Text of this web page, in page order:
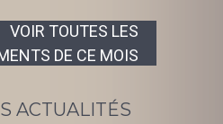
VOIR TOUTES LES
DE CE MOIS
ACTUALITÉS